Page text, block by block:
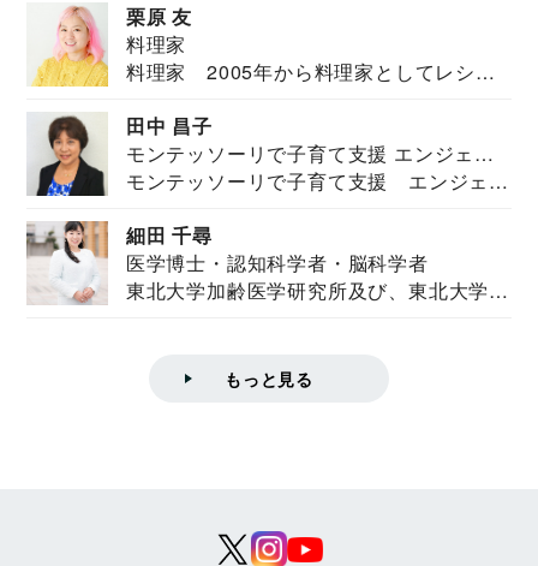
栗原 友
料理家
料理家 2005年から料理家としてレシピ
田中 昌子
モンテッソーリで子育て支援 エンジェル
ズハウス研究所所長
モンテッソーリで子育て支援 エンジェル
細田 千尋
医学博士・認知科学者・脳科学者
東北大学加齢医学研究所及び、東北大学大
もっと見る